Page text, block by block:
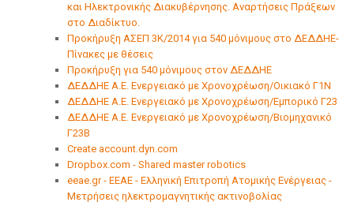
και Ηλεκτρονικής Διακυβέρνησης. Αναρτήσεις Πράξεων
στο Διαδίκτυο.
Προκήρυξη ΑΣΕΠ 3Κ/2014 για 540 μόνιμους στο ΔΕΔΔΗΕ-
Πίνακες με θέσεις
Προκήρυξη για 540 μόνιμους στον ΔΕΔΔΗΕ
ΔΕΔΔΗΕ Α.Ε. Ενεργειακό με Χρονοχρέωση/Οικιακό Γ1Ν
ΔΕΔΔΗΕ Α.Ε. Ενεργειακό με Χρονοχρέωση/Εμπορικό Γ23
ΔΕΔΔΗΕ Α.Ε. Ενεργειακό με Χρονοχρέωση/Βιομηχανικό
Γ23Β
Create account.dyn.com
Dropbox.com - Shared master robotics
eeae.gr - ΕΕΑΕ - Ελληνική Επιτροπή Ατομικής Ενέργειας -
Μετρήσεις ηλεκτρομαγνητικής ακτινοβολίας